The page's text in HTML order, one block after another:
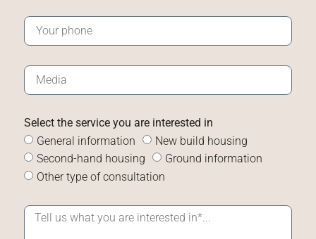
Select the service you are interested in
General information
New build housing
Second-hand housing
Ground information
Other type of consultation